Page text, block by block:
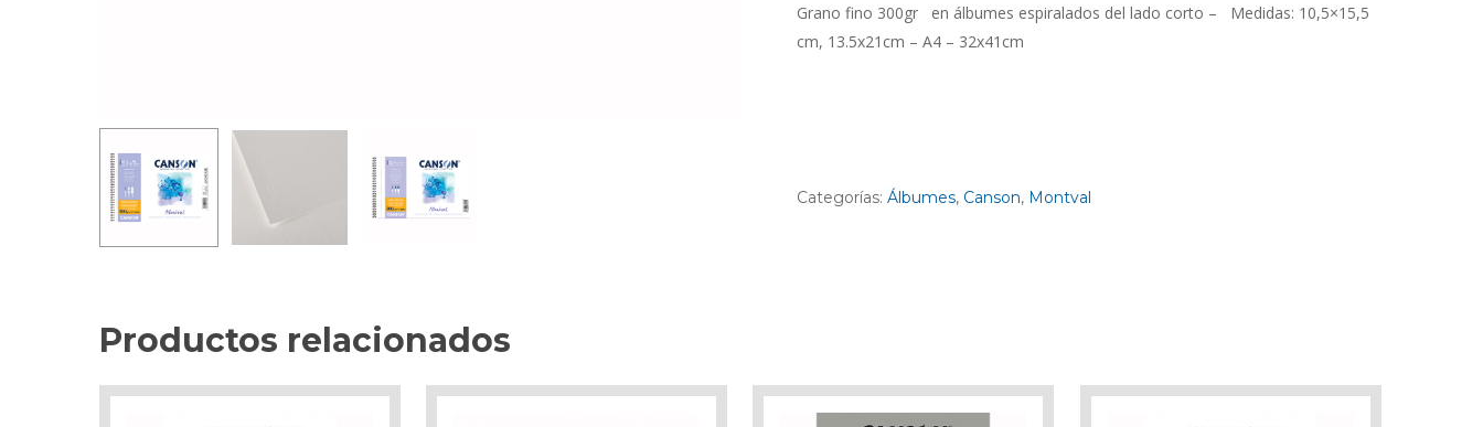
Grano fino 300gr en álbumes espiralados del lado corto – Medidas: 10,5×15,5
cm, 13.5x21cm – A4 – 32x41cm
Categorías: Álbumes, Canson, Montval
Productos relacionados